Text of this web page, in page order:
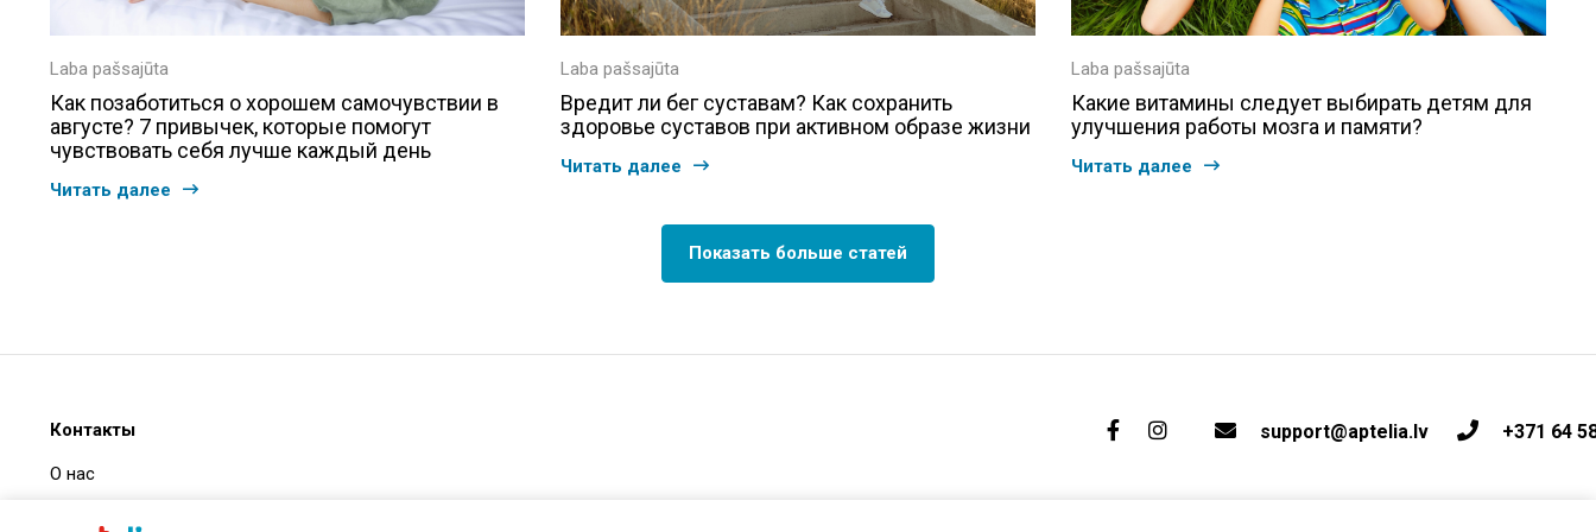
Laba pašsajūta
Как позаботиться о хорошем самочувствии в
августе? 7 привычек, которые помогут
чувствовать себя лучше каждый день
Читать далее
Laba pašsajūta
Вредит ли бег суставам? Как сохранить
здоровье суставов при активном образе жизни
Читать далее
Laba pašsajūta
Какие витамины следует выбирать детям для
улучшения работы мозга и памяти?
Читать далее
Показать больше статей
Контакты
О нас
support@aptelia.lv +371 64